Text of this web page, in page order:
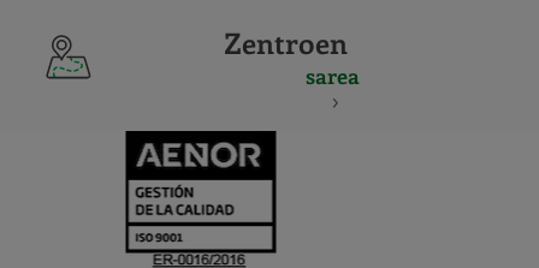
Zentroen
sarea